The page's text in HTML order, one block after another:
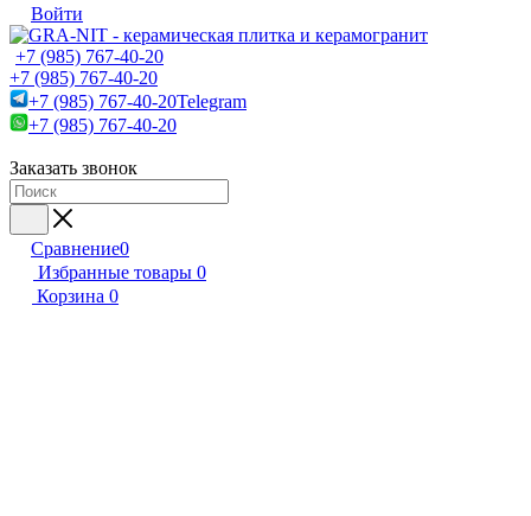
Войти
+7 (985) 767-40-20
+7 (985) 767-40-20
+7 (985) 767-40-20Telegram
+7 (985) 767-40-20
Заказать звонок
Сравнение0
Избранные товары 0
Корзина 0